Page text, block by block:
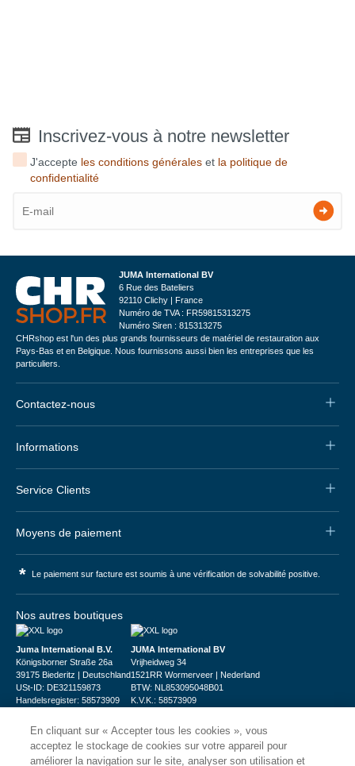
Inscrivez-vous à notre newsletter
J'accepte les conditions générales et la politique de
confidentialité
JUMA International BV
6 Rue des Bateliers
92110 Clichy | France
Numéro de TVA : FR59815313275
Numéro Siren : 815313275
CHRshop est l'un des plus grands fournisseurs de matériel de restauration aux
Pays-Bas et en Belgique. Nous fournissons aussi bien les entreprises que les
particuliers.
Contactez-nous
Informations
Service Clients
Moyens de paiement
* Le paiement sur facture est soumis à une vérification de solvabilité positive.
Nos autres boutiques
Juma International B.V.
Königsborner Straße 26a
39175 Biederitz | Deutschland
USt-ID: DE321159873
Handelsregister: 58573909
JUMA International BV
Vrijheidweg 34
1521RR Wormerveer | Nederland
BTW: NL853095048B01
K.V.K.: 58573909
En cliquant sur « Accepter tous les cookies », vous
acceptez le stockage de cookies sur votre appareil pour
améliorer la navigation sur le site, analyser son utilisation et